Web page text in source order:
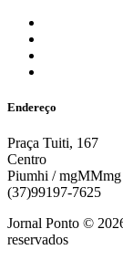
Endereço
Praça Tuiti, 167
Centro
Piumhi / mgMMmg
(37)99197-7625
Jornal Ponto ©
reservados